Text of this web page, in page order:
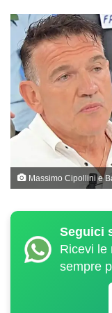
Massimo Cipollini e
Seguici
Ricevi le
sempre